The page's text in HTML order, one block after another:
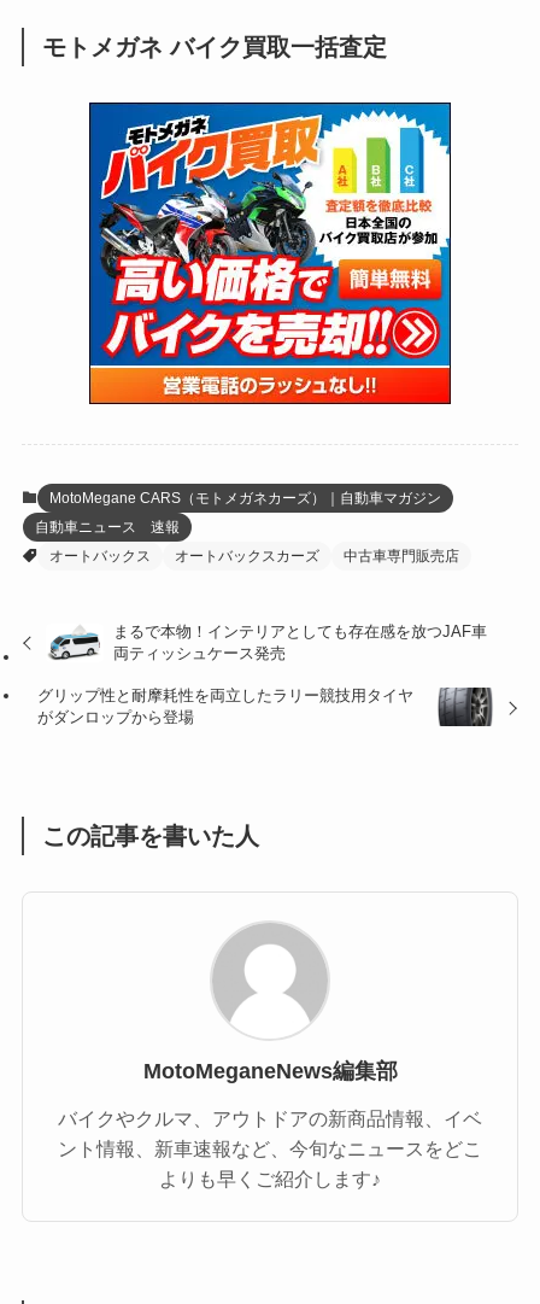
(31)
(51)
(34)
(5)
(12)
(65)
(109)
(24)
(16)
(25)
(24)
(47)
(15)
(5)
(64)
(16)
(62)
(4)
(6)
(17)
(5)
(249)
(12)
(131)
(38)
(131)
(167)
(85)
(21)
(61)
(171)
(98)
(13)
(60)
(274)
(171)
(38)
(47)
(59)
(47)
(1)
(66)
(16)
(141)
(255)
(204)
(1,143)
(166)
(23)
(33)
(34)
(35)
(41)
(415)
(16)
(137)
(75)
(2,744)
(126)
(170)
(171)
(118)
(27)
(1,605)
(147)
(13)
(19)
(12)
(16)
(16)
(1)
モトメガネ バイク買取一括査定
MotoMegane CARS（モトメガネカーズ）｜自動車マガジン
自動車ニュース 速報
オートバックス
オートバックスカーズ 中古車専門販売店
まるで本物！インテリアとしても存在感を放つJAF車
両ティッシュケース発売
グリップ性と耐摩耗性を両立したラリー競技用タイヤ
がダンロップから登場
この記事を書いた人
MotoMeganeNews編集部
バイクやクルマ、アウトドアの新商品情報、イベ
ント情報、新車速報など、今旬なニュースをどこ
よりも早くご紹介します♪